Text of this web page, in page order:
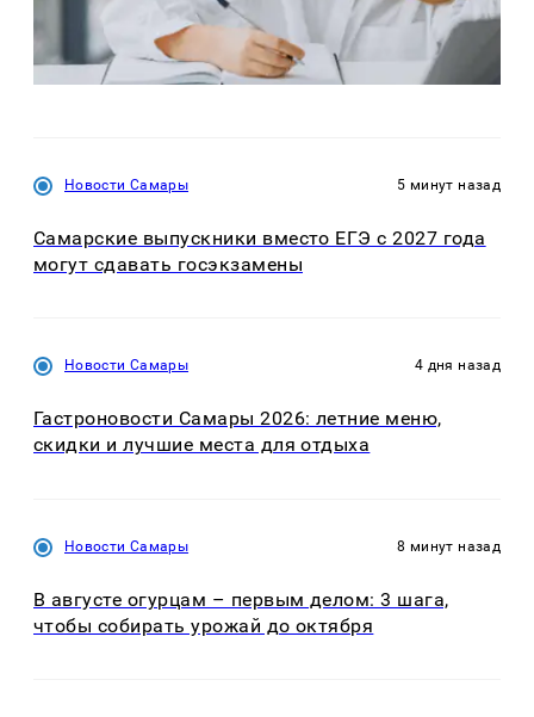
Новости Самары 5 минут назад
Самарские выпускники вместо ЕГЭ с 2027 года
могут сдавать госэкзамены
Новости Самары 4 дня назад
Гастроновости Самары 2026: летние меню,
скидки и лучшие места для отдыха
Новости Самары 8 минут назад
В августе огурцам – первым делом: 3 шага,
чтобы собирать урожай до октября